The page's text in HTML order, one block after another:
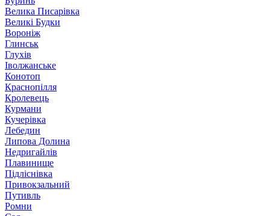
Велика Писарівка
Великі Будки
Вороніж
Глинськ
Глухів
Іволжанське
Конотоп
Краснопілля
Кролевець
Курмани
Кучерівка
Лебедин
Липова Долина
Недригайлів
Плавинище
Підліснівка
Привокзальний
Путивль
Ромни